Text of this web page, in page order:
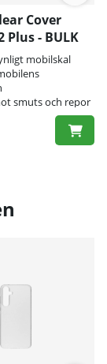
Cover
Plus - BULK
mobilskal
smuts och repor